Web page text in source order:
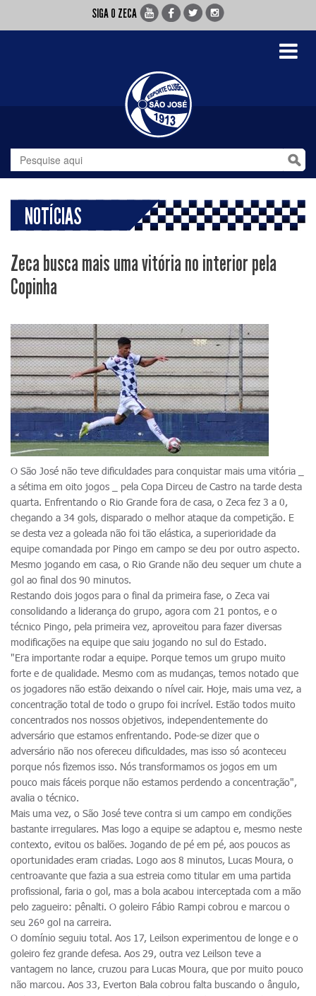
SIGA O ZECA
Toggle
NOTÍCIAS
Zeca busca mais uma vitória no interior pela
Copinha
O São José não teve dificuldades para conquistar mais uma vitória _
a sétima em oito jogos _ pela Copa Dirceu de Castro na tarde desta
quarta. Enfrentando o Rio Grande fora de casa, o Zeca fez 3 a 0,
chegando a 34 gols, disparado o melhor ataque da competição. E
se desta vez a goleada não foi tão elástica, a superioridade da
equipe comandada por Pingo em campo se deu por outro aspecto.
Mesmo jogando em casa, o Rio Grande não deu sequer um chute a
gol ao final dos 90 minutos.
Restando dois jogos para o final da primeira fase, o Zeca vai
consolidando a liderança do grupo, agora com 21 pontos, e o
técnico Pingo, pela primeira vez, aproveitou para fazer diversas
modificações na equipe que saiu jogando no sul do Estado.
"Era importante rodar a equipe. Porque temos um grupo muito
forte e de qualidade. Mesmo com as mudanças, temos notado que
os jogadores não estão deixando o nível cair. Hoje, mais uma vez, a
concentração total de todo o grupo foi incrível. Estão todos muito
concentrados nos nossos objetivos, independentemente do
adversário que estamos enfrentando. Pode-se dizer que o
adversário não nos ofereceu dificuldades, mas isso só aconteceu
porque nós fizemos isso. Nós transformamos os jogos em um
pouco mais fáceis porque não estamos perdendo a concentração",
avalia o técnico.
Mais uma vez, o São José teve contra si um campo em condições
bastante irregulares. Mas logo a equipe se adaptou e, mesmo neste
contexto, evitou os balões. Jogando de pé em pé, aos poucos as
oportunidades eram criadas. Logo aos 8 minutos, Lucas Moura, o
centroavante que fazia a sua estreia como titular em uma partida
profissional, faria o gol, mas a bola acabou interceptada com a mão
pelo zagueiro: pênalti. O goleiro Fábio Rampi cobrou e marcou o
seu 26º gol na carreira.
O domínio seguiu total. Aos 17, Leilson experimentou de longe e o
goleiro fez grande defesa. Aos 29, outra vez Leilson teve a
vantagem no lance, cruzou para Lucas Moura, que por muito pouco
não marcou. Aos 33, Everton Bala cobrou falta buscando o ângulo,